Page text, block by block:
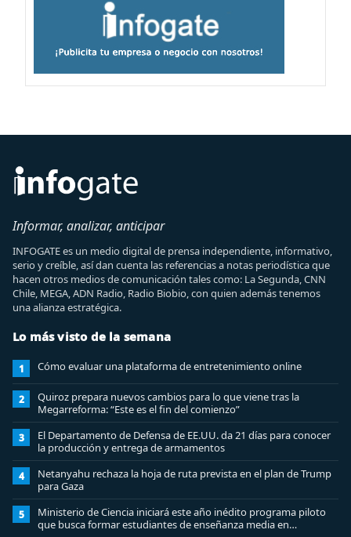
Informar, analizar, anticipar
INFOGATE es un medio digital de prensa independiente, informativo,
serio y creíble, así dan cuenta las referencias a notas periodística que
hacen otros medios de comunicación tales como: La Segunda, CNN
Chile, MEGA, ADN Radio, Radio Biobio, con quien además tenemos
una alianza estratégica.
Lo más visto de la semana
1 Cómo evaluar una plataforma de entretenimiento online
2
Quiroz prepara nuevos cambios para lo que viene tras la
Megarreforma: “Este es el fin del comienzo”
3
El Departamento de Defensa de EE.UU. da 21 días para conocer
la producción y entrega de armamentos
4
Netanyahu rechaza la hoja de ruta prevista en el plan de Trump
para Gaza
5
Ministerio de Ciencia iniciará este año inédito programa piloto
que busca formar estudiantes de enseñanza media en